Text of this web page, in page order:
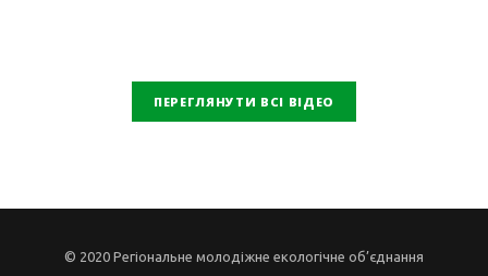
ПЕРЕГЛЯНУТИ ВСІ ВІДЕО
© 2020 Регіональне молодіжне екологічне об’єднання